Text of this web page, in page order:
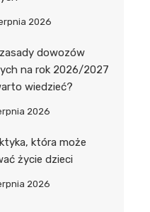
2026
dowozów
na rok 2026/2027
wiedzieć?
2026
która może
życie dzieci
2026